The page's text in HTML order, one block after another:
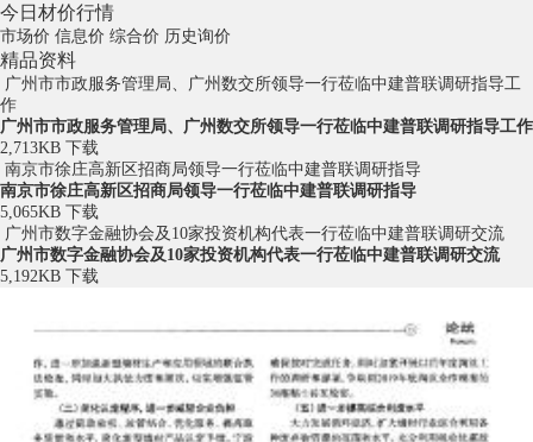
今日材价行情
市场价 信息价 综合价 历史询价
精品资料
广州市市政服务管理局、广州数交所领导一行莅临中建普联调研指导工
作
广州市市政服务管理局、广州数交所领导一行莅临中建普联调研指导工作
2,713KB 下载
南京市徐庄高新区招商局领导一行莅临中建普联调研指导
南京市徐庄高新区招商局领导一行莅临中建普联调研指导
5,065KB 下载
广州市数字金融协会及10家投资机构代表一行莅临中建普联调研交流
广州市数字金融协会及10家投资机构代表一行莅临中建普联调研交流
5,192KB 下载